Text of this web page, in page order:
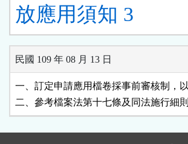
放應用須知 3
民國 109 年 08 月 13 日
一、訂定申請應用檔卷採事前審核制，
二、參考檔案法第十七條及同法施行細